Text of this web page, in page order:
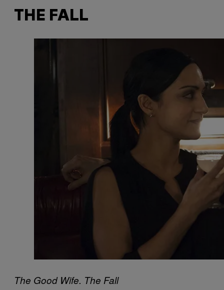
THE FALL
The Good Wife. The Fall